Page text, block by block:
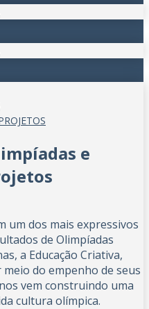
e
um dos mais expressivos
de Olimpíadas
a Educação Criativa,
meio do empenho de seus
vem construindo uma
cultura olímpica.